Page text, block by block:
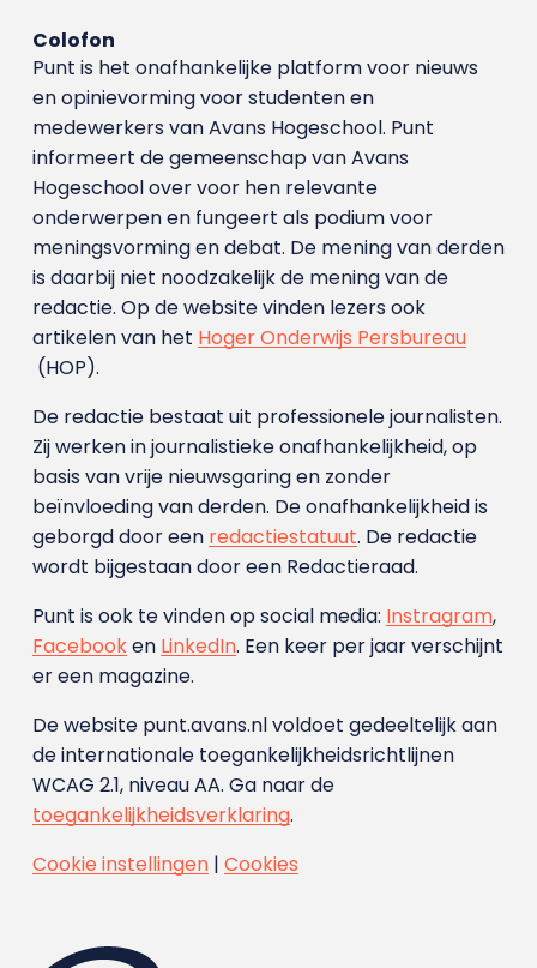
Colofon
Punt is het onafhankelijke platform voor nieuws
en opinievorming voor studenten en
medewerkers van Avans Hoge­school. Punt
informeert de gemeenschap van Avans
Hogeschool over voor hen relevante
onderwerpen en fungeert als podium voor
meningsvorming en debat. De mening van derden
is daarbij niet noodzakelijk de mening van de
redactie. Op de website vinden lezers ook
artikelen van het Hoger Onderwijs Persbureau
(HOP).
De redactie bestaat uit professionele journalisten.
Zij werken in journalistieke onafhankelijkheid, op
basis van vrije nieuwsgaring en zonder
beïnvloeding van derden. De onafhankelijkheid is
geborgd door een redactiestatuut. De redactie
wordt bijgestaan door een Redactieraad.
Punt is ook te vinden op social media: Instragram,
Facebooken LinkedIn. Een keer per jaar verschijnt
er een magazine.
De website punt.avans.nl voldoet gedeeltelijk aan
de internationale toegankelijkheidsrichtlijnen
WCAG 2.1, niveau AA. Ga naar de
toegankelijkheidsverklaring.
Cookie instellingen| Cookies